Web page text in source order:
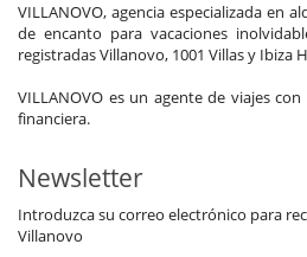
VILLANOVO, agencia especializada en
de encanto para vacaciones
registradas Villanovo, 1001 Villas y Ibiza
VILLANOVO es un agente de viajes
financiera.
Newsletter
Introduzca su correo electrónico para
Villanovo